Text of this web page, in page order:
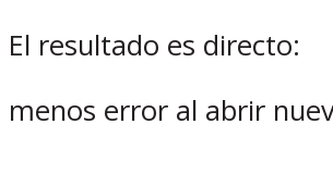
El resultado es directo:
menos error al abrir